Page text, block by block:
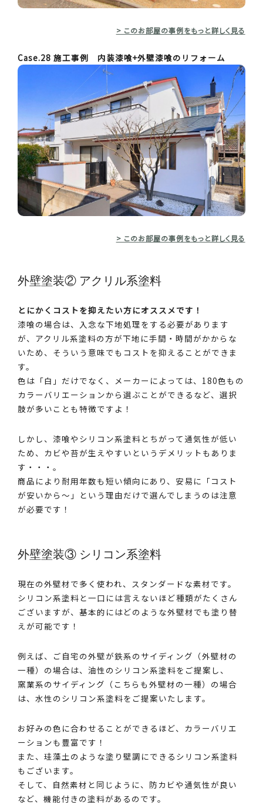
> このお部屋の事例をもっと詳しく見る
Case.28 施工事例 内装漆喰+外壁漆喰のリフォーム
> このお部屋の事例をもっと詳しく見る
外壁塗装② アクリル系塗料
とにかくコストを抑えたい方にオススメです！
漆喰の場合は、入念な下地処理をする必要があります
が、アクリル系塗料の方が下地に手間・時間がかからな
いため、そういう意味でもコストを抑えることができま
す。
色は「白」だけでなく、メーカーによっては、180色もの
カラーバリエーションから選ぶことができるなど、選択
肢が多いことも特徴ですよ！
しかし、漆喰やシリコン系塗料とちがって通気性が低い
ため、カビや苔が生えやすいというデメリットもありま
す・・・。
商品により耐用年数も短い傾向にあり、安易に「コスト
が安いから～」という理由だけで選んでしまうのは注意
が必要です！
外壁塗装③ シリコン系塗料
現在の外壁材で多く使われ、スタンダードな素材です。
シリコン系塗料と一口には言えないほど種類がたくさん
ございますが、基本的にはどのような外壁材でも塗り替
えが可能です！
例えば、ご自宅の外壁が鉄系のサイディング（外壁材の
一種）の場合は、油性のシリコン系塗料をご提案し、
窯業系のサイディング（こちらも外壁材の一種）の場合
は、水性のシリコン系塗料をご提案いたします。
お好みの色に合わせることができるほど、カラーバリエ
ーションも豊富です！
また、珪藻土のような塗り壁調にできるシリコン系塗料
もございます。
そして、自然素材と同じように、防カビや通気性が良い
など、機能付きの塗料があるのです。